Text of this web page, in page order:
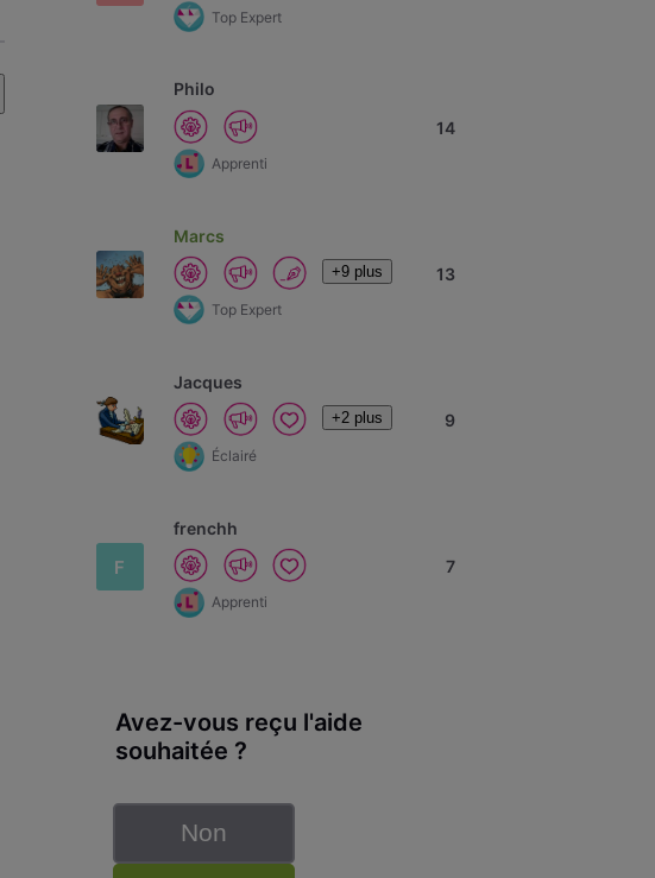
Top Expert
Philo
Apprenti
14
Marcs
+9 plus
Top Expert
13
Jacques
+2 plus
Éclairé
9
F
frenchh
Apprenti
7
Avez-vous reçu l'aide
souhaitée ?
Non